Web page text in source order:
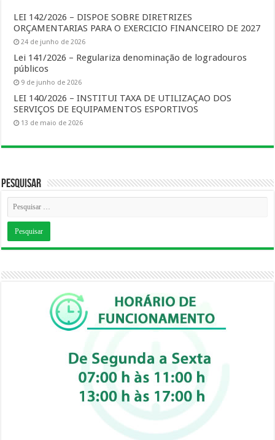
LEI 142/2026 – DISPOE SOBRE DIRETRIZES
ORÇAMENTARIAS PARA O EXERCICIO FINANCEIRO DE 2027
24 de junho de 2026
Lei 141/2026 – Regulariza denominação de logradouros
públicos
9 de junho de 2026
LEI 140/2026 – INSTITUI TAXA DE UTILIZAÇAO DOS
SERVIÇOS DE EQUIPAMENTOS ESPORTIVOS
13 de maio de 2026
Pesquisar